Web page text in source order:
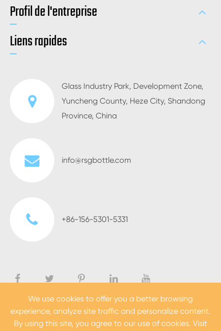
Profil de l'entreprise
Liens rapides
Glass Industry Park, Development Zone,
Yuncheng County, Heze City, Shandong
Province, China
info@rsgbottle.com
+86-156-5301-5331
Droit d'auteur ©Heze Rising Glass Co., Ltd.Tous droits
We use cookies to offer you a better browsing
experience, analyze site traffic and personalize content.
By using this site, you agree to our use of cookies. Visit